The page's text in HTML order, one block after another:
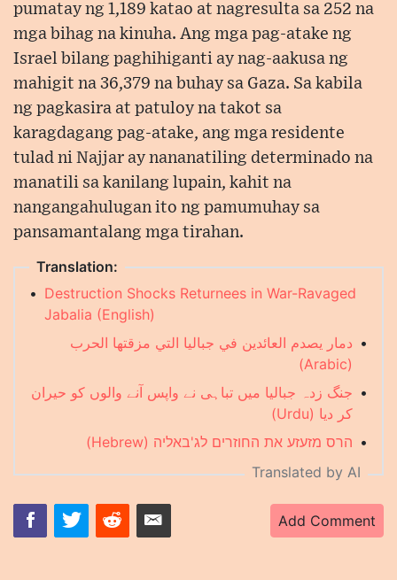
pumatay ng 1,189 katao at nagresulta sa 252 na
mga bihag na kinuha. Ang mga pag-atake ng
Israel bilang paghihiganti ay nag-aakusa ng
mahigit na 36,379 na buhay sa Gaza. Sa kabila
ng pagkasira at patuloy na takot sa
karagdagang pag-atake, ang mga residente
tulad ni Najjar ay nananatiling determinado na
manatili sa kanilang lupain, kahit na
nangangahulugan ito ng pamumuhay sa
pansamantalang mga tirahan.
Translation:
• Destruction Shocks Returnees in War-Ravaged
Jabalia (English)
• دمار يصدم العائدين في جباليا التي مزقتها الحرب
(Arabic)
• جنگ زدہ جبالیا میں تباہی نے واپس آنے والوں کو حیران
کر دیا (Urdu)
• הרס מזעזע את החוזרים לג'באליה (Hebrew)
Translated by AI
Add Comment